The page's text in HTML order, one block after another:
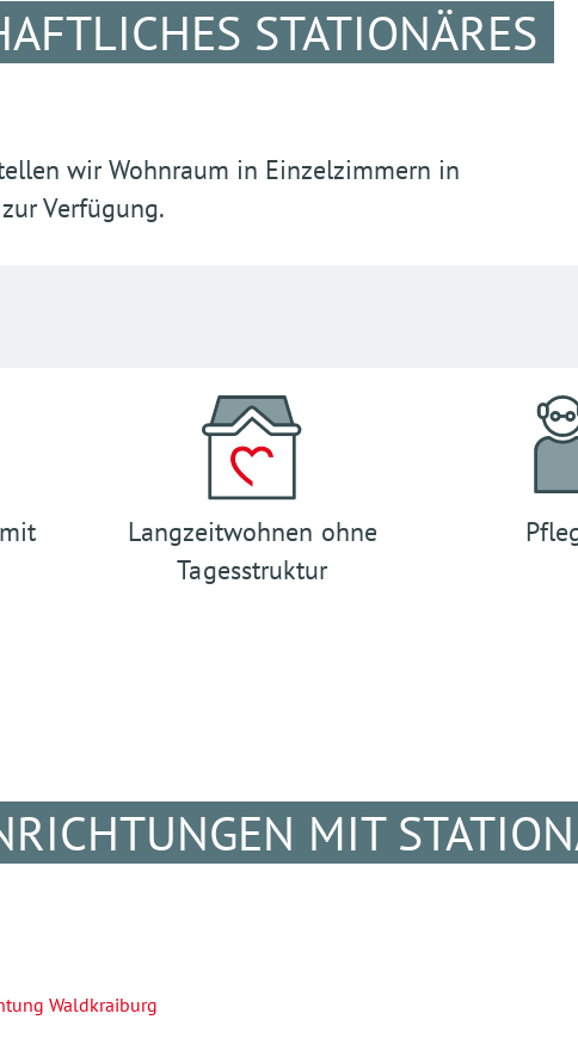
STATIONÄRES
wir Wohnraum in Einzelzimmern in
Verfügung.
Langzeitwohnen ohne
Tagesstruktur
MIT
Waldkraiburg